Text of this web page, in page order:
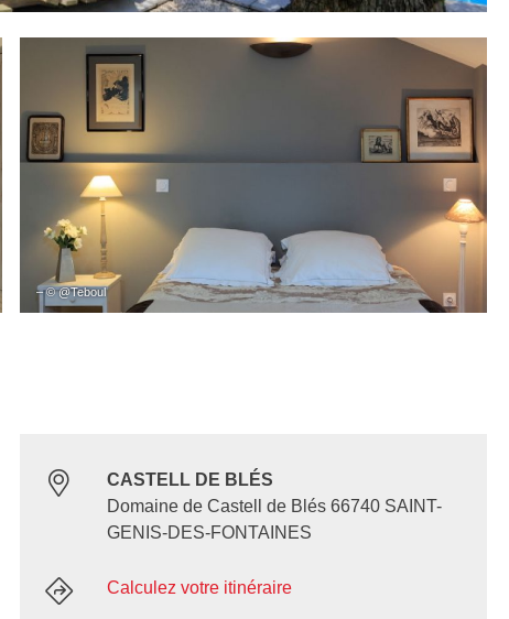
– © @Teboul
CASTELL DE BLÉS
Domaine de Castell de Blés 66740 SAINT-
GENIS-DES-FONTAINES
Calculez votre itinéraire